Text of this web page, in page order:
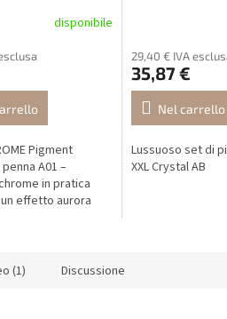
disponibile
Pigment
penna A01 –
in pratica
effetto aurora
29,40 € IVA
35,87 €
Nel carrello
Lussuoso set di
XXL Crystal AB
(1) Discussione